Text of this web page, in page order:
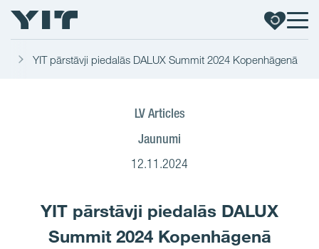
YIT pārstāvji piedalās DALUX Summit 2024 Kopenhāgenā
LV Articles
Jaunumi
12.11.2024
YIT pārstāvji piedalās DALUX
Summit 2024 Kopenhāgenā